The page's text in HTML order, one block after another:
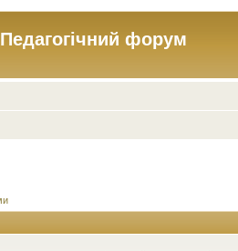
Педагогічний форум